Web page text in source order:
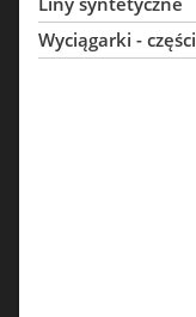
Wyciągarki - części